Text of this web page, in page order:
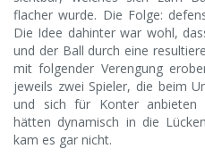
flacher wurde. Die Folge:
Die Idee dahinter war wohl,
und der Ball durch eine
mit folgender Verengung
jeweils zwei Spieler, die beim
und sich für Konter anbieten
hätten dynamisch in die
kam es gar nicht.